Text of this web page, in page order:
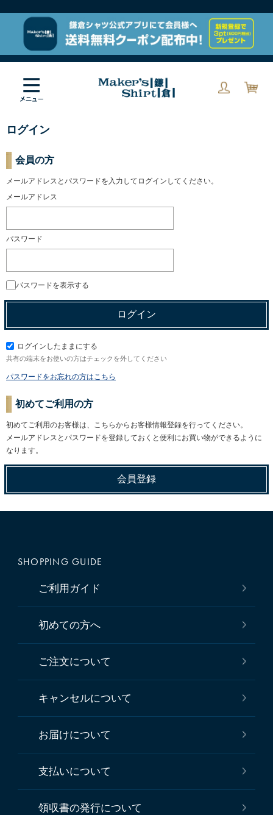
ログイン
会員の方
メールアドレスとパスワードを入力してログインしてください。
メールアドレス
パスワード
パスワードを表示する
ログインしたままにする
共有の端末をお使いの方はチェックを外してください
パスワードをお忘れの方はこちら
初めてご利用の方
初めてご利用のお客様は、こちらからお客様情報登録を行ってください。
メールアドレスとパスワードを登録しておくと便利にお買い物ができるように
なります。
SHOPPING GUIDE
ご利用ガイド
初めての方へ
ご注文について
キャンセルについて
お届けについて
支払いについて
領収書の発行について